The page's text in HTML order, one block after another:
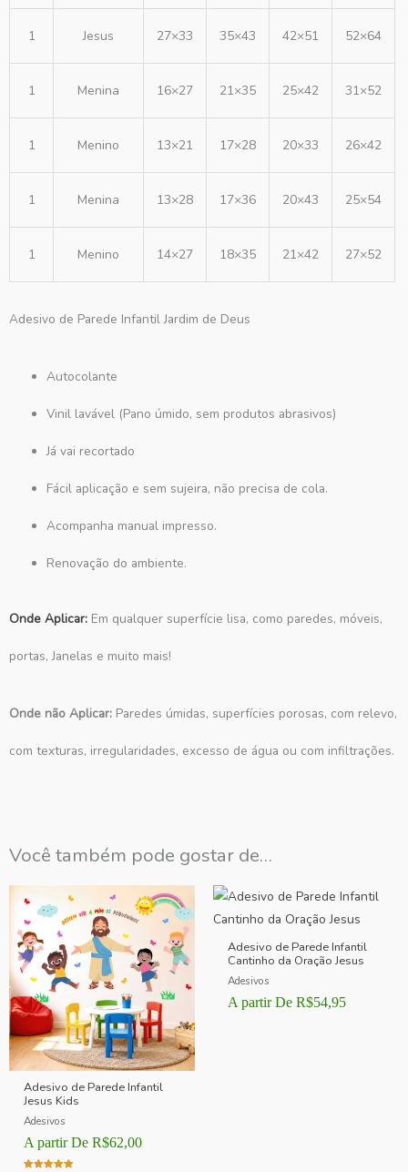
1 Jesus 27×33 35×43 42×51 52×64
1 Menina 16×27 21×35 25×42 31×52
1 Menino 13×21 17×28 20×33 26×42
1 Menina 13×28 17×36 20×43 25×54
1 Menino 14×27 18×35 21×42 27×52
Adesivo de Parede Infantil Jardim de Deus
Autocolante
Vinil lavável (Pano úmido, sem produtos abrasivos)
Já vai recortado
Fácil aplicação e sem sujeira, não precisa de cola.
Acompanha manual impresso.
Renovação do ambiente.
Onde Aplicar: Em qualquer superfície lisa, como paredes, móveis,
portas, Janelas e muito mais!
Onde não Aplicar: Paredes úmidas, superfícies porosas, com relevo,
com texturas, irregularidades, excesso de água ou com infiltrações.
Você também pode gostar de…
Adesivo de Parede Infantil
Jesus Kids
Adesivos
A partir De R$62,00
Adesivo de Parede Infantil
Cantinho da Oração Jesus
Adesivos
A partir De R$54,95